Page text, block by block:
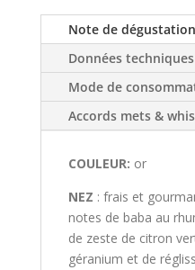
Rhum
Barrels
-
Blend
Ecossais
Note de dégustation
Données techniques
Mode de
Accords mets &
COULEUR: or
NEZ : frais et
notes de baba au
de zeste de citron
géranium et de